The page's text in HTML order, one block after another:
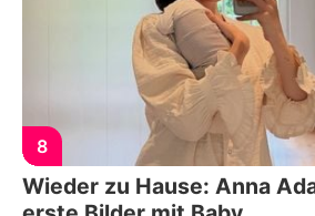
8
Wieder zu Hause: Anna